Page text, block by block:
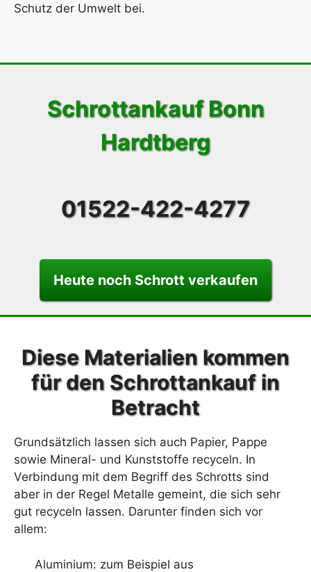
Schutz der Umwelt bei.
Schrottankauf Bonn
Hardtberg
01522-422-4277
Heute noch Schrott verkaufen
Diese Materialien kommen
für den Schrottankauf in
Betracht
Grundsätzlich lassen sich auch Papier, Pappe
sowie Mineral- und Kunststoffe recyceln. In
Verbindung mit dem Begriff des Schrotts sind
aber in der Regel Metalle gemeint, die sich sehr
gut recyceln lassen. Darunter finden sich vor
allem:
Aluminium: zum Beispiel aus